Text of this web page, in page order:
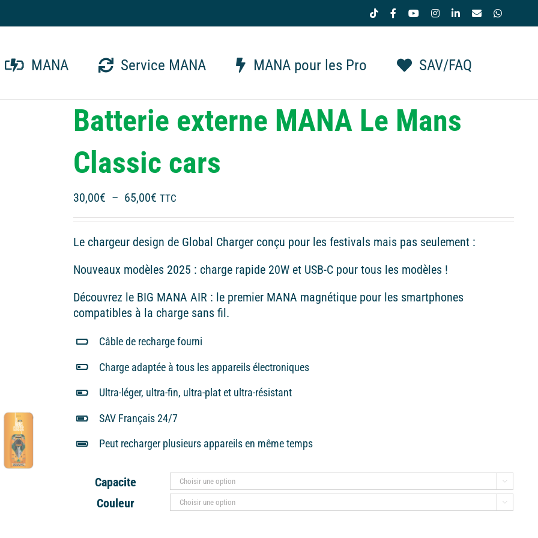
Tiktok FacebookYouTubeInstagramLinkedIn
Email
MANA Service MANA MANA pour les Pro SAV/FAQ
Batterie externe MANA Le Mans
Classic cars
30,00€ – 65,00€ Plage
30,00€
65,00€
TTC
Le chargeur design de Global Charger conçu pour les festivals mais pas seulement :
Nouveaux modèles 2025 : charge rapide 20W et USB-C pour tous les modèles !
Découvrez le BIG MANA AIR : le premier MANA magnétique pour les smartphones
compatibles à la charge sans fil.
Câble de recharge fourni
Charge adaptée à tous les appareils électroniques
Ultra-léger, ultra-fin, ultra-plat et ultra-résistant
SAV Français 24/7
Peut recharger plusieurs appareils en même temps
Capacite 
Couleur 